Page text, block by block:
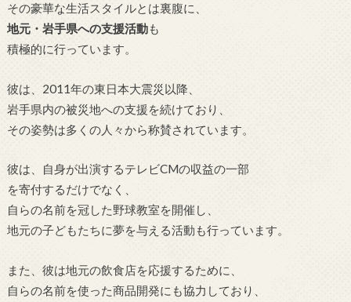
その豪華な生活スタイルとは裏腹に、
地元・岩手県への支援活動も
積極的に行っています。
彼は、2011年の東日本大震災以降、
岩手県内の被災地への支援を続けており、
その姿勢は多くの人々から称賛されています。
彼は、自身が出演するテレビCMの収益の一部
を寄付するだけでなく、
自らの名前を冠した野球教室を開催し、
地元の子どもたちに夢を与える活動も行っています。
また、彼は地元の飲食店を応援するために、
自らの名前を使った商品開発にも協力しており、